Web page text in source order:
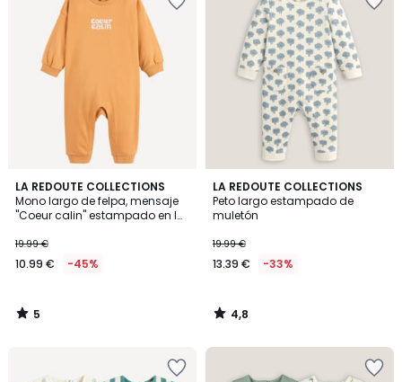
LA REDOUTE COLLECTIONS
Mono largo de felpa, mensaje
"Coeur calin" estampado en la
19.99 €
10.99 € -45%
5
/
5
5
/
LA REDOUTE COLLECTIONS
Peto largo estampado de
muletón
19.99 €
13.39 € -33%
4,8
/ 5
4,8
/